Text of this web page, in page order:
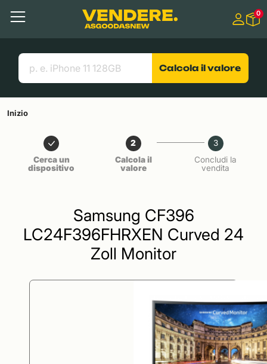
Contenuto principale
Menu
Cerca
Link utili
0
Calcola il valore
Inizio
Cerca un
dispositivo
2
Calcola il
valore
3
Concludi la
vendita
Samsung CF396
LC24F396FHRXEN Curved 24
Zoll Monitor